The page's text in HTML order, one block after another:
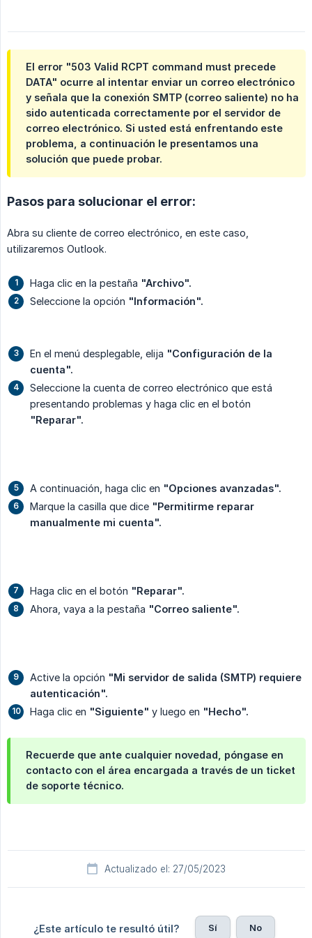
El error "503 Valid RCPT command must precede
DATA" ocurre al intentar enviar un correo electrónico
y señala que la conexión SMTP (correo saliente) no ha
sido autenticada correctamente por el servidor de
correo electrónico. Si usted está enfrentando este
problema, a continuación le presentamos una
solución que puede probar.
Pasos para solucionar el error:
Abra su cliente de correo electrónico, en este caso,
utilizaremos Outlook.
Haga clic en la pestaña "Archivo".
Seleccione la opción "Información".
En el menú desplegable, elija "Configuración de la
cuenta".
Seleccione la cuenta de correo electrónico que está
presentando problemas y haga clic en el botón
"Reparar".
A continuación, haga clic en "Opciones avanzadas".
Marque la casilla que dice "Permitirme reparar
manualmente mi cuenta".
Haga clic en el botón "Reparar".
Ahora, vaya a la pestaña "Correo saliente".
Active la opción "Mi servidor de salida (SMTP) requiere
autenticación".
Haga clic en "Siguiente" y luego en "Hecho".
Recuerde que ante cualquier novedad, póngase en
contacto con el área encargada a través de un ticket
de soporte técnico.
Actualizado el: 27/05/2023
¿Este artículo te resultó útil? Sí No